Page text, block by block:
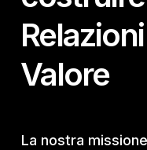
Valore
La nostra